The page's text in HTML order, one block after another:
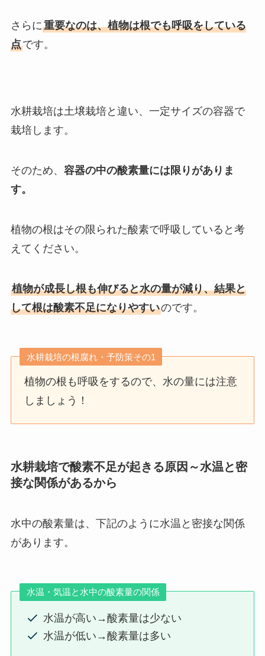
さらに重要なのは、植物は根でも呼吸をしている
点です。
水耕栽培は土壌栽培と違い、一定サイズの容器で
栽培します。
そのため、 容器の中の酸素量には限りがありま
す。
植物の根はその限られた酸素で呼吸していると考
えてください。
植物が成長し根も伸びると水の量が減り、結果と
して根は酸素不足になりやすいのです。
水耕栽培の根腐れ・予防策その1
植物の根も呼吸をするので、水の量には注意
しましょう！
水耕栽培で酸素不足が起きる原因～水温と密
接な関係があるから
水中の酸素量は、下記のように水温と密接な関係
があります。
水温・気温と水中の酸素量の関係
水温が高い→酸素量は少ない
水温が低い→酸素量は多い